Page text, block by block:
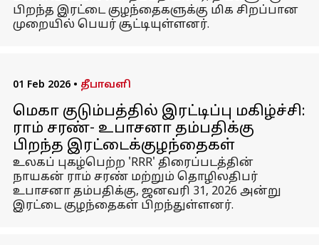
பிறந்த இரட்டை குழந்தைகளுக்கு மிக சிறப்பான
முறையில் பெயர் சூட்டியுள்ளனர்.
01 Feb 2026 • தீபாவளி
மெகா குடும்பத்தில் இரட்டிப்பு மகிழ்ச்சி:
ராம் சரண்- உபாசனா தம்பதிக்கு
பிறந்த இரட்டைக்குழந்தைகள்
உலகப் புகழ்பெற்ற 'RRR' திரைப்படத்தின்
நாயகன் ராம் சரண் மற்றும் தொழிலதிபர்
உபாசனா தம்பதிக்கு, ஜனவரி 31, 2026 அன்று
இரட்டை குழந்தைகள் பிறந்துள்ளனர்.